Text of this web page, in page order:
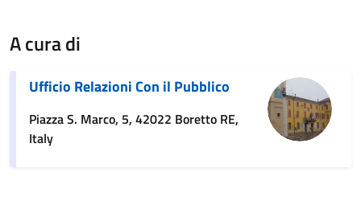
A cura di
Ufficio Relazioni Con il Pubblico
Piazza S. Marco, 5, 42022 Boretto RE,
Italy